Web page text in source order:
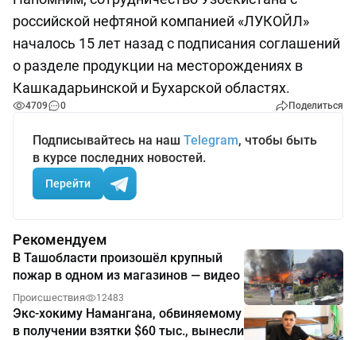
российской нефтяной компанией «ЛУКОЙЛ»
началось 15 лет назад с подписания соглашений
о разделе продукции на месторождениях в
Кашкадарьинской и Бухарской областях.
4709 0 Поделиться
Подписывайтесь на наш Telegram, чтобы быть
в курсе последних новостей.
Перейти
Рекомендуем
В Ташобласти произошёл крупный
пожар в одном из магазинов — видео
Происшествия 12483
Экс-хокиму Намангана, обвиняемому
в получении взятки $60 тыс., вынесли